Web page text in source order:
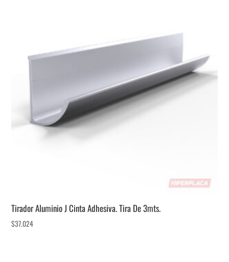
Tirador Aluminio J Cinta Adhesiva. Tira De 3mts.
$37.024